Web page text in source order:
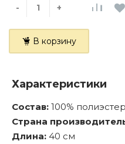
- +
В корзину
Характеристики
Состав: 100% полиэстер
Страна
Длина: 40 см